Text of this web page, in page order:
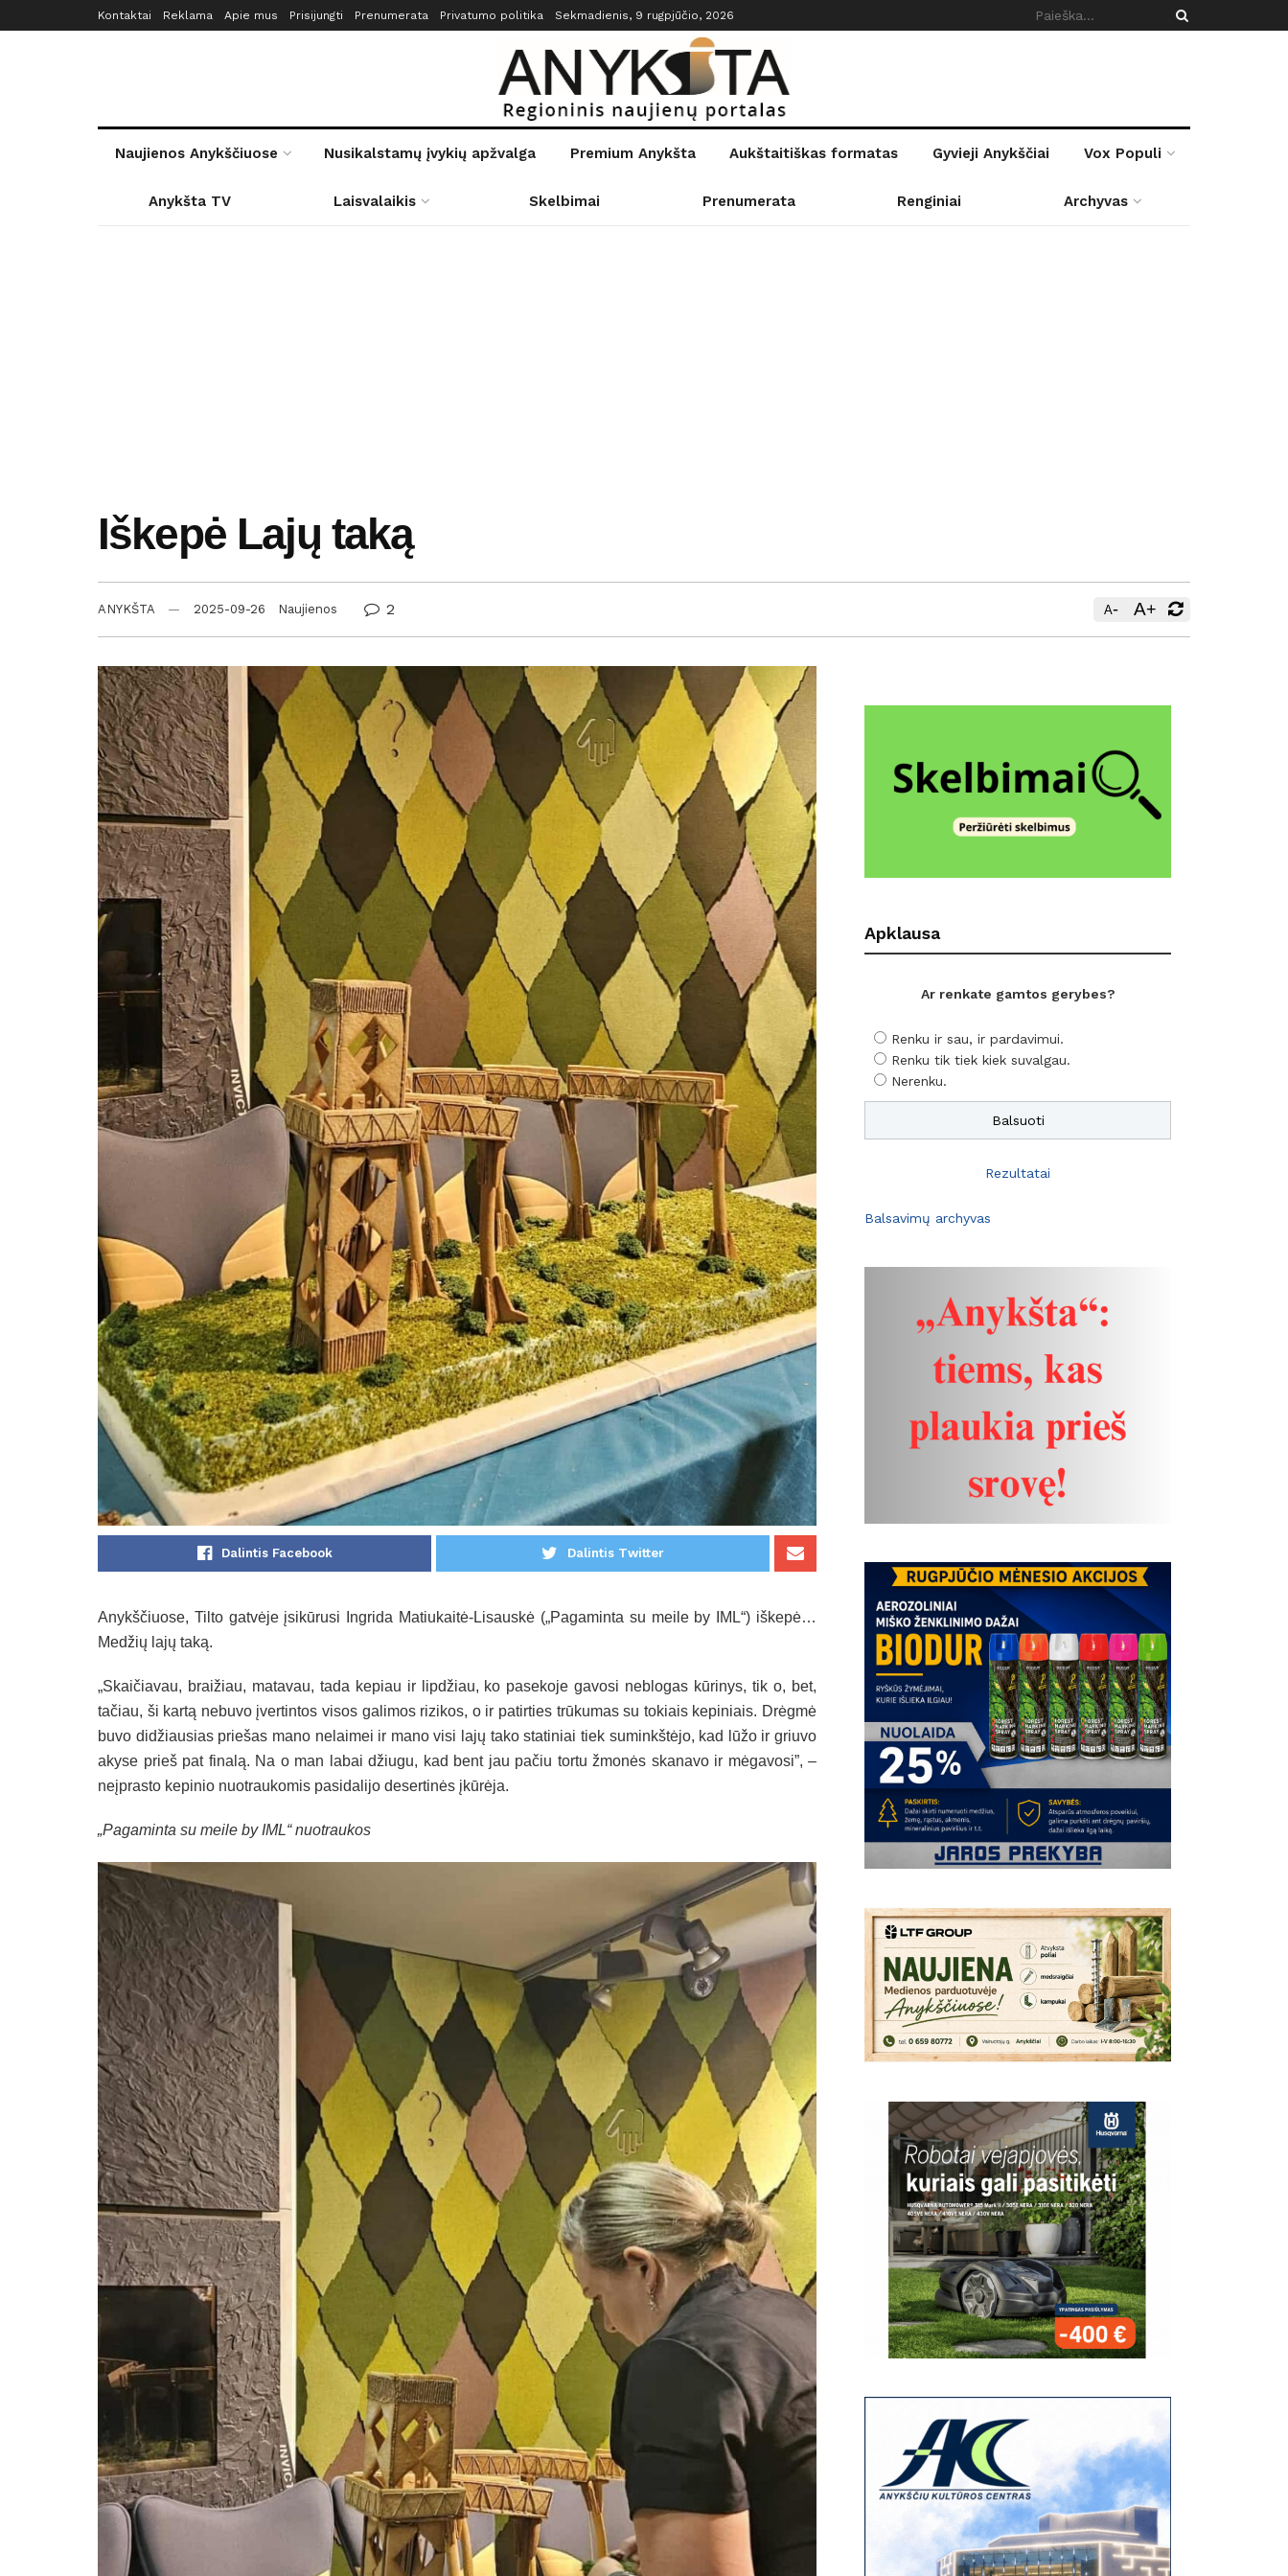
Kontaktai Reklama Apie mus Prisijungti Prenumerata Privatumo politika Sekmadienis, 9 rugpjūčio, 2026
Naujienos Anykščiuose Nusikalstamų įvykių apžvalga Premium Anykšta Aukštaitiškas formatas Gyvieji Anykščiai Vox Populi
Anykšta TV Laisvalaikis Skelbimai Prenumerata Renginiai Archyvas
Iškepė Lajų taką
ANYKŠTA 2025-09-26 Naujienos 2 A- A+
Dalintis Facebook Dalintis Twitter
Anykščiuose, Tilto gatvėje įsikūrusi Ingrida Matiukaitė-Lisauskė („Pagaminta su meile by IML“) iškepė…
Medžių lajų taką.
„Skaičiavau, braižiau, matavau, tada kepiau ir lipdžiau, ko pasekoje gavosi neblogas kūrinys, tik o, bet,
tačiau, ši kartą nebuvo įvertintos visos galimos rizikos, o ir patirties trūkumas su tokiais kepiniais. Drėgmė
buvo didžiausias priešas mano nelaimei ir mano visi lajų tako statiniai tiek suminkštėjo, kad lūžo ir griuvo
akyse prieš pat finalą. Na o man labai džiugu, kad bent jau pačiu tortu žmonės skanavo ir mėgavosi”, –
neįprasto kepinio nuotraukomis pasidalijo desertinės įkūrėja.
„Pagaminta su meile by IML“ nuotraukos
Apklausa
Ar renkate gamtos gerybes?
Renku ir sau, ir pardavimui.
Renku tik tiek kiek suvalgau.
Nerenku.
Rezultatai
Balsavimų archyvas